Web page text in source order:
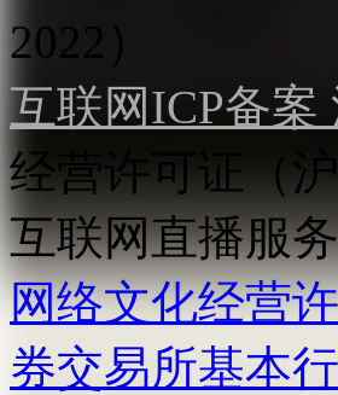
2022）
互联网ICP备案
经营许可证（
互联网直播服
网络文化经营
券交易所基本